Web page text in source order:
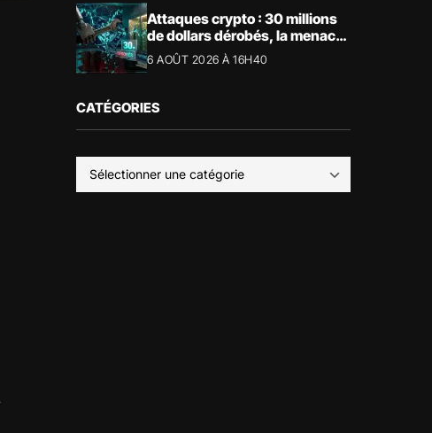
Attaques crypto : 30 millions
de dollars dérobés, la menace
devient physique
6 AOÛT 2026 À 16H40
CATÉGORIES